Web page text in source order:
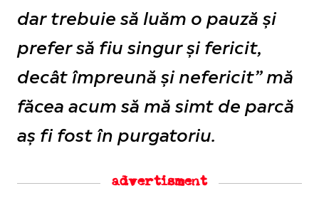
dar trebuie să luăm o pauză și
prefer să fiu singur și fericit,
decât împreună și nefericit” mă
făcea acum să mă simt de parcă
aș fi fost în purgatoriu.
advertisment